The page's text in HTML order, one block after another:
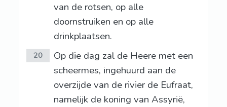
van de rotsen, op alle
doornstruiken en op alle
drinkplaatsen.
20
Op die dag zal de Heere met een
scheermes, ingehuurd aan de
overzijde van de rivier de Eufraat,
namelijk de koning van Assyrië,